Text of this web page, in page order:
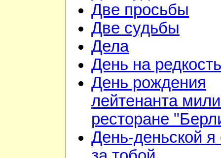
Две просьбы
Две судьбы
Дела
День на редкость
День рождения
лейтенанта
ресторане
День-деньской я